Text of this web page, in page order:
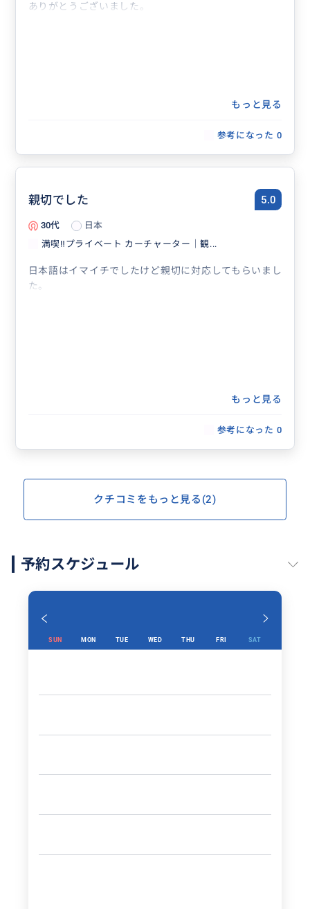
ありがとうございました。
もっと見る
参考になった 0
親切でした 5.0
30代
日本
満喫‼️プライベート カーチャーター｜観...
日本語はイマイチでしたけど親切に対応してもらいまし
た。
もっと見る
参考になった 0
クチコミをもっと見る(2)
予約スケジュール
SUN MON TUE WED THU FRI SAT